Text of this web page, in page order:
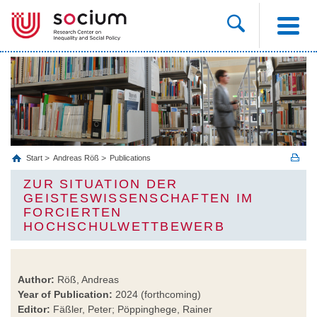
Start Andreas Röß Publications
ZUR SITUATION DER
GEISTESWISSENSCHAFTEN IM
FORCIERTEN
HOCHSCHULWETTBEWERB
Author: Röß, Andreas
Year of Publication: 2024 (forthcoming)
Editor: Fäßler, Peter; Pöppinghege, Rainer